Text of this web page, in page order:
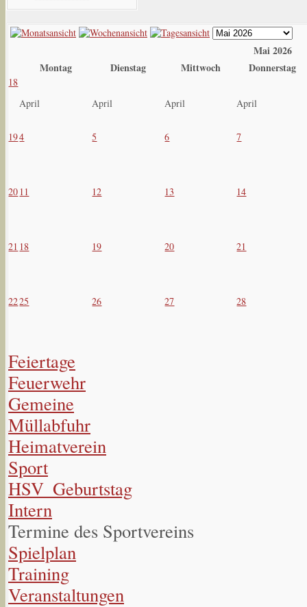
Mai 2026
Montag
Dienstag Mittwoch Donnerstag
18
April
April April April
194 5 6 7
20 11 12 13 14
21 18 19 20 21
2225 26 27 28
Feiertage
Feuerwehr
Gemeine
Müllabfuhr
Heimatverein
Sport
HSV_Geburtstag
Intern
Termine des Sportvereins
Spielplan
Training
Veranstaltungen